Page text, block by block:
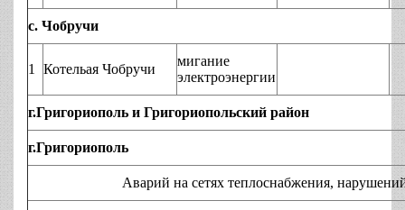
с. Чобручи
1 Котельая Чобручи
мигание
электроэнергии
г.Григориополь и Григориопольский район
г.Григориополь
Аварий на сетях теплоснабжения, нарушений